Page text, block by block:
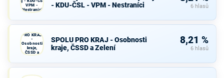
VPM -
Nestraníci
- KDU-ČSL - VPM - Nestraníci
6 hlasů
PRO KRAJ
-
Osobnosti
kraje,
ČSSD a
Zelení
SPOLU PRO KRAJ - Osobnosti
kraje, ČSSD a Zelení
8,21 %
6 hlasů